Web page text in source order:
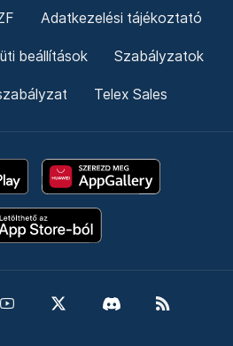
Adatkezelési tájékoztató
beállítások Szabályzatok
Telex Sales